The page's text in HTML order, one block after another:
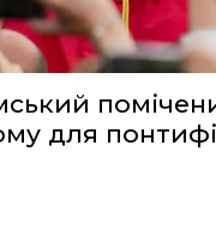
для